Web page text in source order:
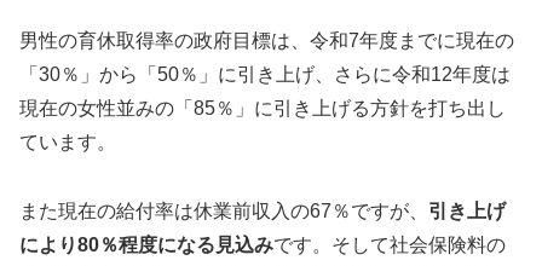
男性の育休取得率の政府目標は、令和7年度までに現在の
「30％」から「50％」に引き上げ、さらに令和12年度は
現在の女性並みの「85％」に引き上げる方針を打ち出し
ています。
また現在の給付率は休業前収入の67％ですが、 引き上げ
により80％程度になる見込みです。そして社会保険料の